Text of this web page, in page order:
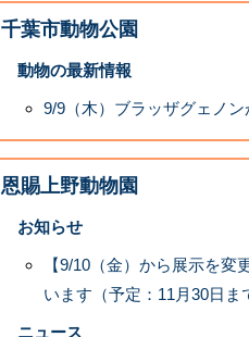
千葉市動物公園
動物の最新情報
9/9（木）ブラッザグェノン
恩賜上野動物園
お知らせ
【9/10（金）から展示を
います（予定：11月30日ま
ニュース